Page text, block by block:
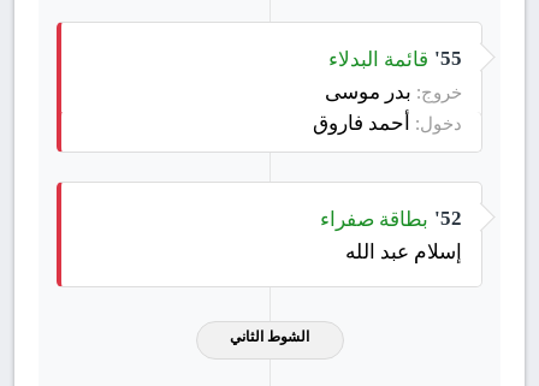
55' قائمة البدلاء
خروج: بدر موسى
دخول: أحمد فاروق
52' بطاقة صفراء
إسلام عبد الله
الشوط الثاني